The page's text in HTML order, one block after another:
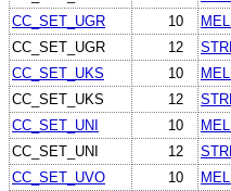
CC_SET_UGR
10
CC_SET_UGR
12
CC_SET_UKS
10
CC_SET_UKS
12
CC_SET_UNI
10
CC_SET_UNI
12
CC_SET_UVO
10